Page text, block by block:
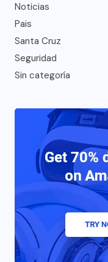
Noticias
Pais
Santa Cruz
Seguridad
Sin categoría